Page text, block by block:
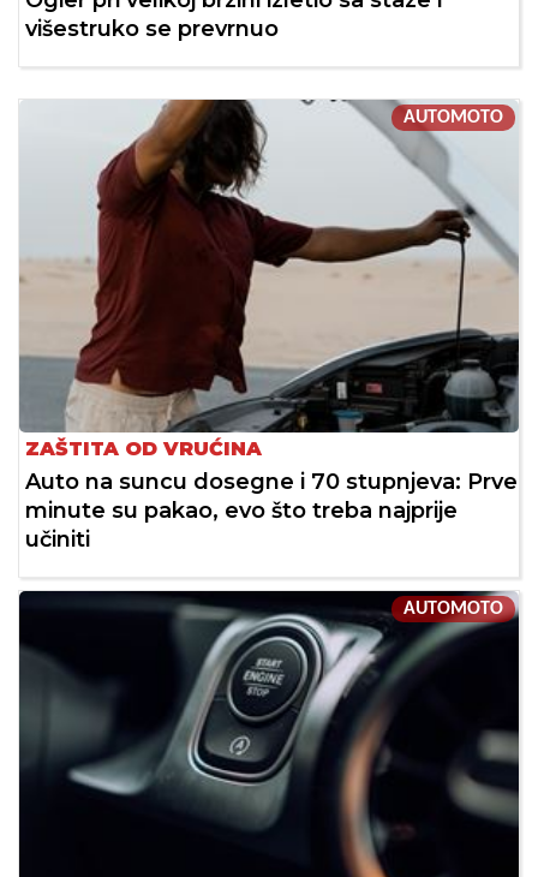
višestruko se prevrnuo
AUTOMOTO
ZAŠTITA OD VRUĆINA
Auto na suncu dosegne i 70 stupnjeva: Prve
minute su pakao, evo što treba najprije
učiniti
AUTOMOTO